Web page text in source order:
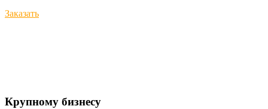
Заказать
Крупному бизнесу